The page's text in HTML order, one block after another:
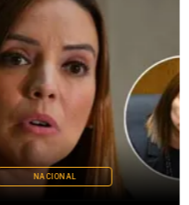
NACIONAL